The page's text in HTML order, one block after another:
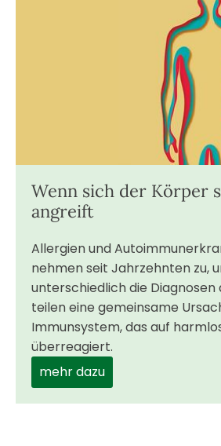
Wenn sich der Körper
angreift
Allergien und
nehmen seit Jahrzehnten zu,
unterschiedlich die Diagnosen
teilen eine gemeinsame
Immunsystem, das auf
überreagiert.
mehr dazu